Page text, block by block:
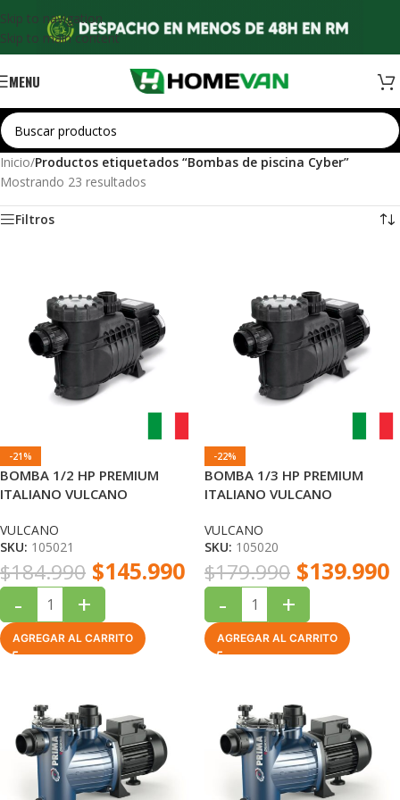
Skip to navigation
Skip to main content
MENU
Inicio/Productos etiquetados “Bombas de piscina Cyber”
Mostrando 23 resultados
Filtros
-21%
BOMBA 1/2 HP PREMIUM
ITALIANO VULCANO
VULCANO
SKU: 105021
$184.990 $145.990
- +
AGREGAR AL CARRITO
-22%
BOMBA 1/3 HP PREMIUM
ITALIANO VULCANO
VULCANO
SKU: 105020
$179.990 $139.990
- +
AGREGAR AL CARRITO